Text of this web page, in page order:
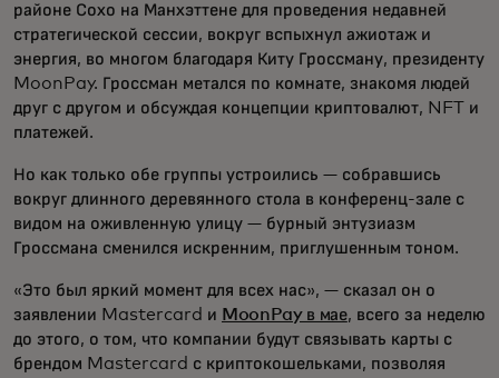
районе Сохо на Манхэттене для проведения недавней
стратегической сессии, вокруг вспыхнул ажиотаж и
энергия, во многом благодаря Киту Гроссману, президенту
MoonPay. Гроссман метался по комнате, знакомя людей
друг с другом и обсуждая концепции криптовалют, NFT и
платежей.
Но как только обе группы устроились — собравшись
вокруг длинного деревянного стола в конференц-зале с
видом на оживленную улицу — бурный энтузиазм
Гроссмана сменился искренним, приглушенным тоном.
«Это был яркий момент для всех нас», — сказал он о
заявлении Mastercard и MoonPay в мае, всего за неделю
до этого, о том, что компании будут связывать карты с
брендом Mastercard с криптокошельками, позволяя